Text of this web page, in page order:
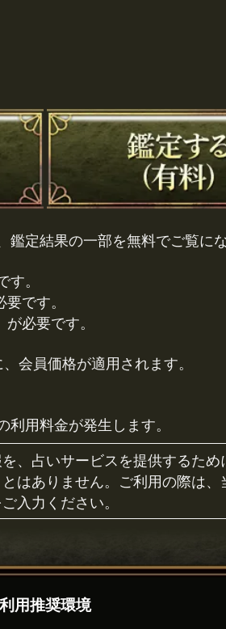
鑑定結果の一部を無料でご覧に
。
要です。
が必要です。
会員価格が適用されます。
用料金が発生します。
、占いサービスを提供するた
はありません。ご利用の際は
入力ください。
利用推奨環境